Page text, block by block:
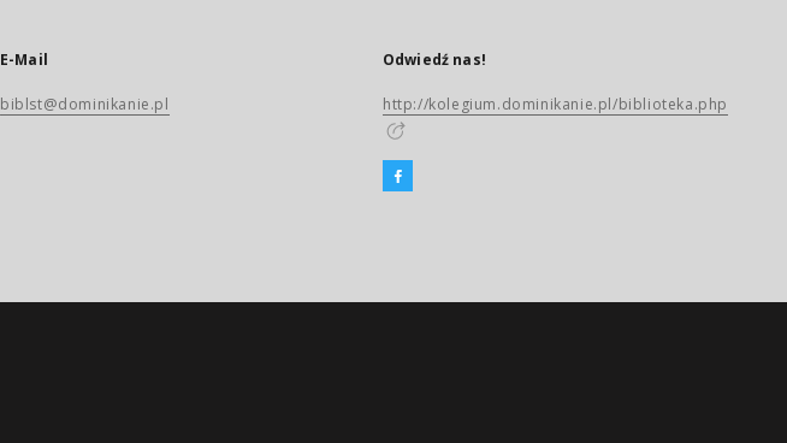
E-Mail
biblst@dominikanie.pl
Odwiedź nas!
http://kolegium.dominikanie.pl/biblioteka.php